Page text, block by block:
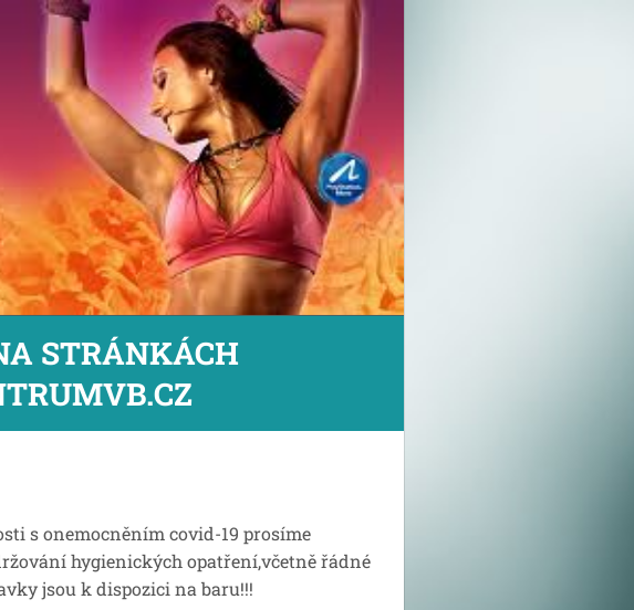
STRÁNKÁCH
s onemocněním covid-19 prosíme
hygienických opatření,včetně řádné
jsou k dispozici na baru!!!